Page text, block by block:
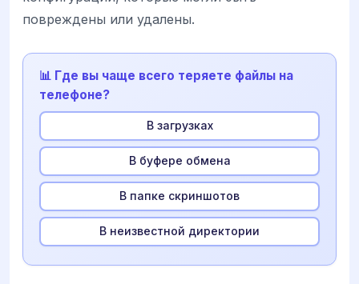
повреждены или удалены.
📊 Где вы чаще всего теряете файлы на
телефоне?
В загрузках
В буфере обмена
В папке скриншотов
В неизвестной директории